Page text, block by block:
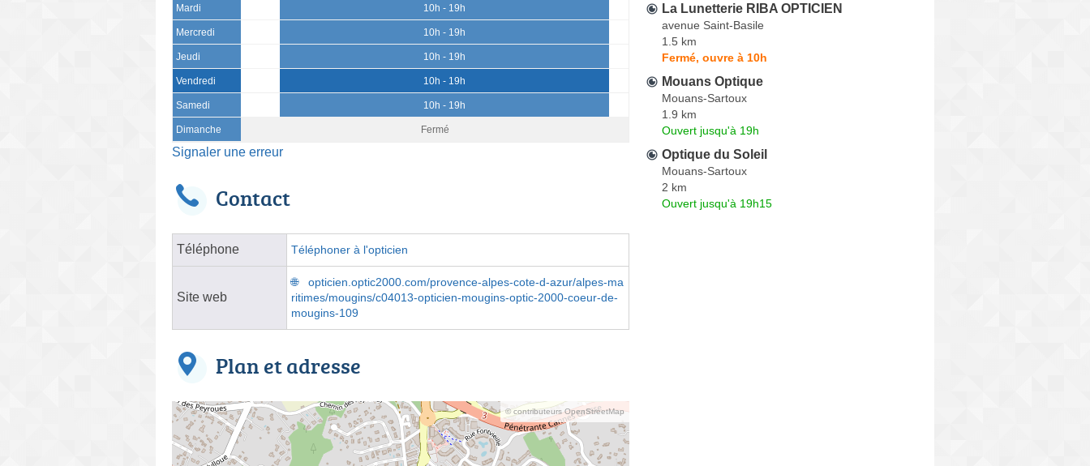
Mardi 10h - 19h
Mercredi 10h - 19h
Jeudi 10h - 19h
Vendredi 10h - 19h
Samedi 10h - 19h
Dimanche Fermé
Signaler une erreur
Contact
Téléphone Téléphoner à l'opticien
Site web
opticien.optic2000.com/provence-alpes-cote-d-azur/alpes-ma
ritimes/mougins/c04013-opticien-mougins-optic-2000-coeur-de-
mougins-109
Plan et adresse
© contributeurs OpenStreetMap
La Lunetterie RIBA OPTICIEN
avenue Saint-Basile
1.5 km
Fermé, ouvre à 10h
Mouans Optique
Mouans-Sartoux
1.9 km
Ouvert jusqu'à 19h
Optique du Soleil
Mouans-Sartoux
2 km
Ouvert jusqu'à 19h15